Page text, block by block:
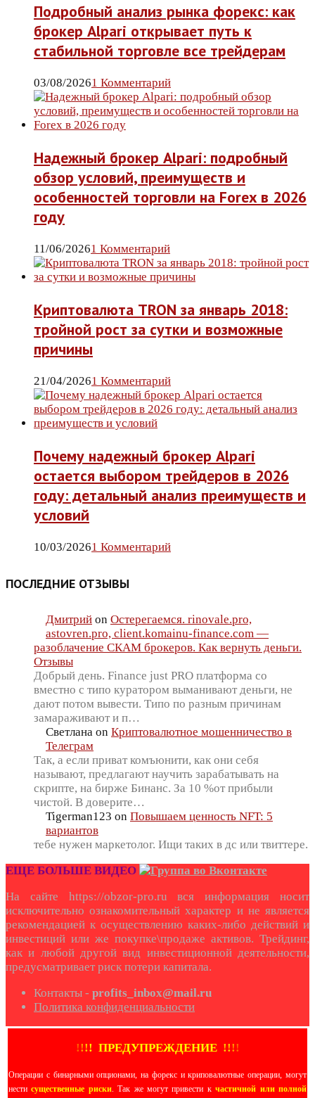
Подробный анализ рынка форекс: как
брокер Alpari открывает путь к
стабильной торговле все трейдерам
03/08/20261 Комментарий
Надежный брокер Alpari: подробный
обзор условий, преимуществ и
особенностей торговли на Forex в 2026
году
11/06/20261 Комментарий
Криптовалюта TRON за январь 2018:
тройной рост за сутки и возможные
причины
21/04/20261 Комментарий
Почему надежный брокер Alpari
остается выбором трейдеров в 2026
году: детальный анализ преимуществ и
условий
10/03/20261 Комментарий
ПОСЛЕДНИЕ ОТЗЫВЫ
Дмитрий on Остерегаемся. rinovale.pro,
astovren.pro, client.komainu-finance.com —
разоблачение СКАМ брокеров. Как вернуть деньги.
Отзывы
Добрый день. Finance just PRO платформа со
вместно с типо куратором выманивают деньги, не
дают потом вывести. Типо по разным причинам
замараживают и п…
Светлана on Криптовалютное мошенничество в
Телеграм
Так, а если приват комъюнити, как они себя
называют, предлагают научить зарабатывать на
скрипте, на бирже Бинанс. За 10 %от прибыли
чистой. В доверите…
Tigerman123 on Повышаем ценность NFT: 5
вариантов
тебе нужен маркетолог. Ищи таких в дс или твиттере.
ЕЩЕ БОЛЬШЕ ВИДЕО
На сайте https://obzor-pro.ru вся информация носит
исключительно ознакомительный характер и не является
рекомендацией к осуществлению каких-либо действий и
инвестиций или же покупке\продаже активов. Трейдинг,
как и любой другой вид инвестиционной деятельности,
предусматривает риск потери капитала.
Контакты - profits_inbox@mail.ru
Политика конфиденциальности
!!!! ПРЕДУПРЕЖДЕНИЕ !!!!
Операции с бинарными опционами, на форекс и криповалютные операции, могут
нестисущественные риски. Так же могут привести кчастичной или полной